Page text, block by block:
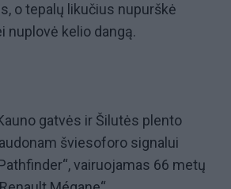
o tepalų likučius nupurškė
nuplovė kelio dangą.
gatvės ir Šilutės plento
šviesoforo signalui
vairuojamas 66 metų